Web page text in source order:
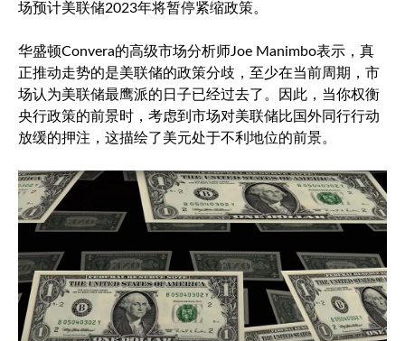
场预计美联储2023年将暂停紧缩政策。
华盛顿Convera的高级市场分析师Joe Manimbo表示，真
正推动走势的是美联储的政策分歧，至少在当前周期，市
场认为美联储最鹰派的日子已经过去了。因此，当你权衡
央行政策的前景时，考虑到市场对美联储比国外同行行动
放缓的押注，这描绘了美元处于不利地位的前景。